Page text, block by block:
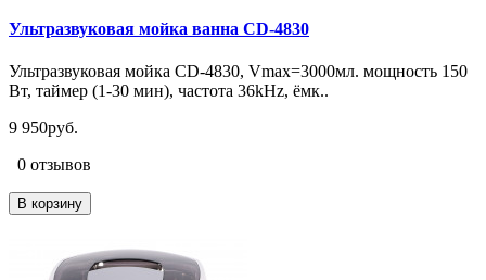
Ультразвуковая мойка ванна CD-4830
Ультразвуковая мойка CD-4830, Vmax=3000мл. мощность 150
Вт, таймер (1-30 мин), частота 36kHz, ёмк..
9 950руб.
0 отзывов
В корзину